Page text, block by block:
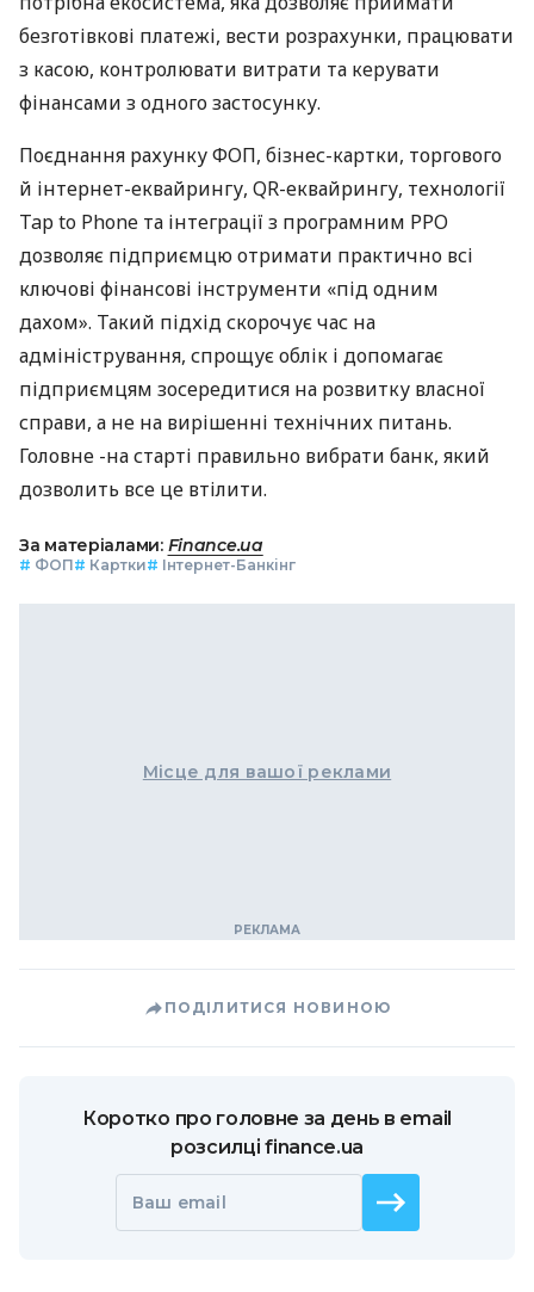
безготівкові платежі, вести розрахунки, працювати
з касою, контролювати витрати та керувати
фінансами з одного застосунку.
Поєднання рахунку ФОП, бізнес-картки, торгового
й інтернет-еквайрингу, QR-еквайрингу, технології
Tap to Phone та інтеграції з програмним РРО
дозволяє підприємцю отримати практично всі
ключові фінансові інструменти «під одним
дахом». Такий підхід скорочує час на
адміністрування, спрощує облік і допомагає
підприємцям зосередитися на розвитку власної
справи, а не на вирішенні технічних питань.
Головне -на старті правильно вибрати банк, який
дозволить все це втілити.
За матеріалами: Finance.ua
# ФОП# Картки# Інтернет-Банкінг
Місце для вашої реклами
ПОДІЛИТИСЯ НОВИНОЮ
Коротко про головне за день в email
розсилці finance.ua
Ваш email